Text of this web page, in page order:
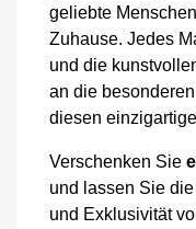
geliebte
Zuhause. Jedes
und die
an die
diesen
Verschenken Sie
und lassen Sie
und Exklusivität